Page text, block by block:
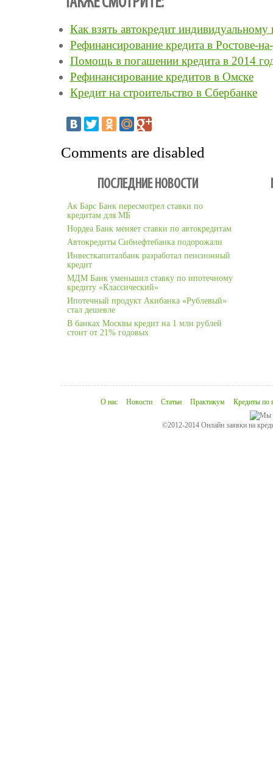
Как взять автокредит
Рефинансирование кредита в Ростове-
Помощь в погашении кредита в 2014
Рефинансирование кредитов в Омске
Кредит на строительство в Сбербанке
Comments are disabled
ПОСЛЕДНИЕ НОВОСТИ
Ак Барс Банк пересмотрел ставки по
кредитам для МБ
Нордеа Банк меняет ставки по автокредитам
Автокредиты Сибнефтебанка подорожали
Инвесткапиталбанк разработал пенсионный
кредит
МДМ Банк уменьшил ставку по ипотечному
кредиту «Классический»
Ипотечный продукт Акибанка «Рублевый»
стал дешевле
В банках Москвы кредит на 1 млн рублей
стоит от 21% годовых
О нас Новости Статьи Практикум Кредиты по
©2012-2014 Онлайн заявки на